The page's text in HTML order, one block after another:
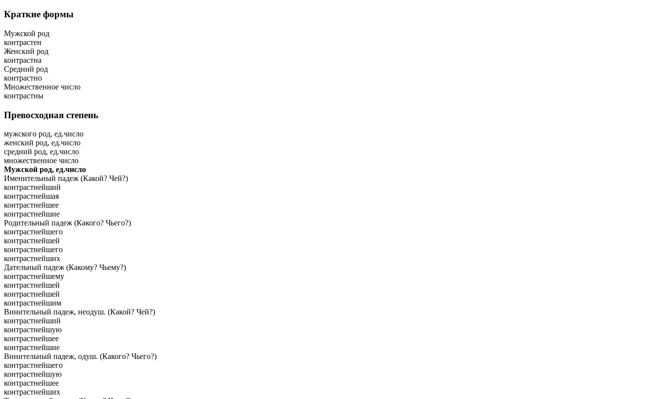
Краткие формы
Мужской род
контрастен
Женский род
контрастна
Средний род
контрастно
Множественное число
контрастны
Превосходная степень
мужского род, ед.число
женский род, ед.число
средний род, ед.число
множественное число
Мужской род, ед.число
Именительный падеж (Какой? Чей?)
контрастнейший
контрастнейшая
контрастнейшее
контрастнейшие
Родительный падеж (Какого? Чьего?)
контрастнейшего
контрастнейшей
контрастнейшего
контрастнейших
Дательный падеж (Какому? Чьему?)
контрастнейшему
контрастнейшей
контрастнейшей
контрастнейшим
Винительный падеж, неодуш. (Какой? Чей?)
контрастнейший
контрастнейшую
контрастнейшее
контрастнейшие
Винительный падеж, одуш. (Какого? Чьего?)
контрастнейшего
контрастнейшую
контрастнейшее
контрастнейших